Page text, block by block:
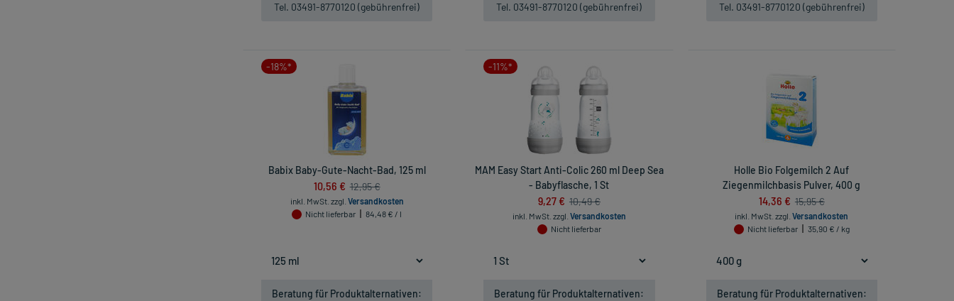
Tel. 03491-8770120 (gebührenfrei)
Tel. 03491-8770120 (gebührenfrei)
Tel. 03491-8770120 (gebührenfrei)
-18%*
Babix Baby-Gute-Nacht-Bad, 125 ml
10,56 € 12,95 €
inkl. MwSt. zzgl. Versandkosten
Nicht lieferbar
84,48 € / l
Beratung für Produktalternativen:
-11%*
MAM Easy Start Anti-Colic 260 ml Deep Sea
- Babyflasche, 1 St
9,27 € 10,49 €
inkl. MwSt. zzgl. Versandkosten
Nicht lieferbar
Beratung für Produktalternativen:
Holle Bio Folgemilch 2 Auf
Ziegenmilchbasis Pulver, 400 g
14,36 € 15,95 €
inkl. MwSt. zzgl.Versandkosten
Nicht lieferbar
35,90 € / kg
Beratung für Produktalternativen: